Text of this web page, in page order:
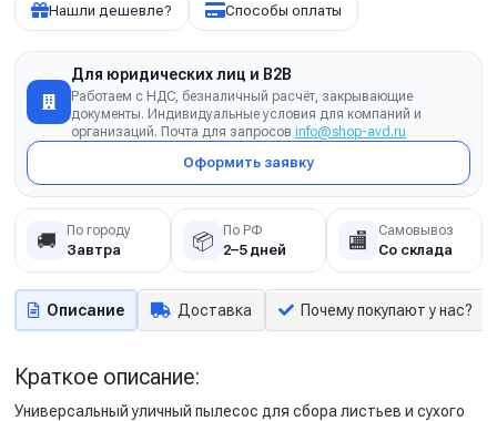
Нашли дешевле? Способы оплаты
Для юридических лиц и B2B
Работаем с НДС, безналичный расчёт, закрывающие
документы. Индивидуальные условия для компаний и
организаций. Почта для запросов info@shop-avd.ru
Оформить заявку
🚚 По городу
Завтра 📦 По РФ
2–5 дней 🏬 Самовывоз
Со склада
Описание Доставка Почему покупают у нас?
Краткое описание:
Универсальный уличный пылесос для сбора листьев и сухого